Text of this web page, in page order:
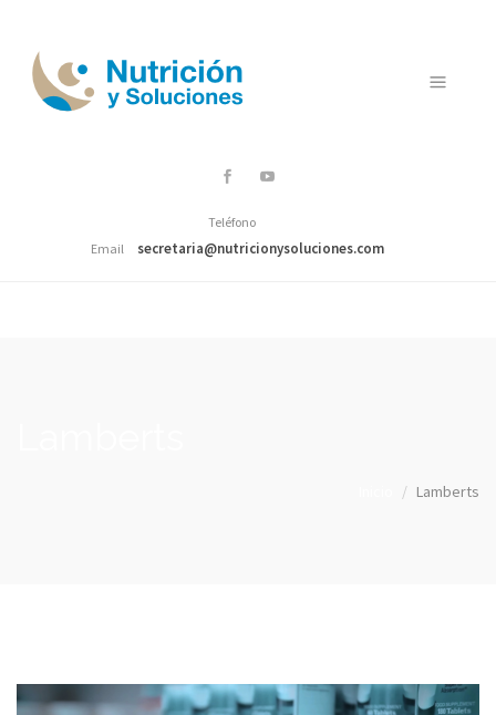
Menú
Teléfono
Email
secretaria@nutricionysoluciones.com
Lamberts